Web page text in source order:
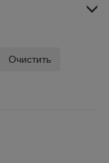
Очистить